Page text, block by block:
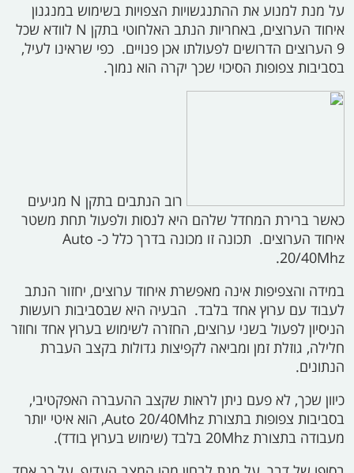
על מנת למנוע את ההתנגשויות הצפויות בשימוש במנגנון
איחוד הערוצים, באחריות הנתב האלחוטי בתקן N לוודא שכל
9 הערוצים הדרושים לפעולתו אכן פנויים. כפי שראינו לעיל,
בסביבות צפופות הסיכוי שכך יקרה הוא נמוך.
רוב הנתבים בתקן N מגיעים
כאשר ברירת המחדל שלהם היא לנסות ולפעול תחת משטר
איחוד הערוצים. תכונה זו מכונה בדרך כלל כ- Auto
20/40Mhz.
במידה והצפיפות אינה מאפשרת איחוד ערוצים, יחזור הנתב
לעבוד עם ערוץ אחד בלבד. הבעיה היא שבסביבות רועשות
הניסיון לפעול בשני ערוצים, החזרה לשימוש בערוץ אחד וחוזר
חלילה, גוזלת זמן ומביאה לקפיצות גדולות בקצב העברת
הנתונים.
כיוון שכך, לא פעם ניתן לראות שקצב ההעברה האפקטיבי,
בסביבות צפופות בתצורת Auto 20/40Mhz, הוא איטי יותר
מעבודה בתצורת 20Mhz בלבד (שימוש בערוץ בודד).